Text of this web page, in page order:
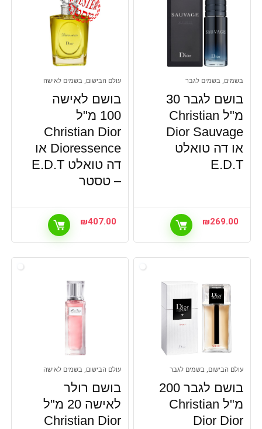
בשמים, בשמים לגבר
בושם לגבר 30
מ"ל Christian
Dior Sauvage
או דה טואלט
E.D.T
₪269.00
עולם הבישום, בשמים לאישה
בושם לאישה
100 מ"ל
Christian Dior
Dioressence או
דה טואלט E.D.T
– טסטר
₪407.00
עולם הבישום, בשמים לגבר
בושם לגבר 200
מ"ל Christian
Dior Dior
עולם הבישום, בשמים לאישה
בושם רולר
לאישה 20 מ"ל
Christian Dior